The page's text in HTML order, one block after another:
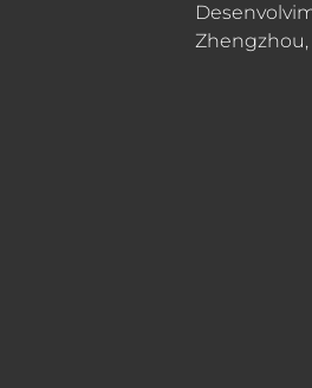
Zhengzhou,